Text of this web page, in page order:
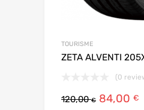
TOURISME
ZETA ALVENTI
(0
120,00€ 84,00 €